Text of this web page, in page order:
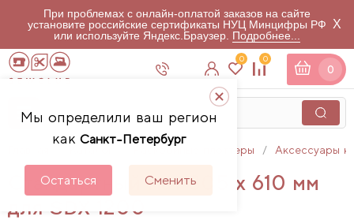
При проблемах с онлайн-оплатой заказов на сайте
установите российские сертификаты НУЦ Минцифры РФ
или используйте Яндекс.Браузер. Подробнее...
X
Мы определили ваш регион
как Санкт-Петербург
Остаться Сменить
0 0
0
Раскройные плоттеры Аксессуары к
Стандартный мат 305 х 610 мм
для SDX 1200